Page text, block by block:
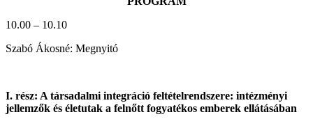
10.00 – 10.10
Szabó Ákosné: Megnyitó
I. rész: A társadalmi integráció feltételrendszere: intézményi
jellemzők és életutak a felnőtt fogyatékos emberek ellátásában